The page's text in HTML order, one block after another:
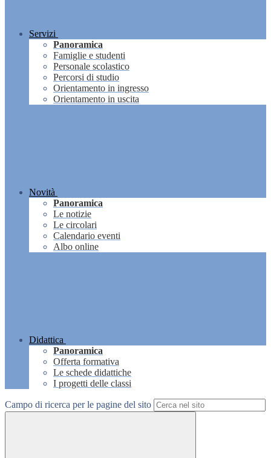
Servizi
Panoramica
Famiglie e studenti
Personale scolastico
Percorsi di studio
Orientamento in ingresso
Orientamento in uscita
Novità
Panoramica
Le notizie
Le circolari
Calendario eventi
Albo online
Didattica
Panoramica
Offerta formativa
Le schede didattiche
I progetti delle classi
Campo di ricerca per le pagine del sito